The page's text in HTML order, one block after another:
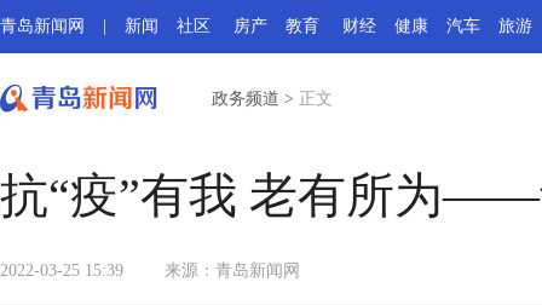
青岛新闻网 新闻 社区 房产 教育 财经 健康 汽车 旅游
政务频道 > 正文
抗“疫”有我 老有所为
2022-03-25 15:39 来源： 青岛新闻网